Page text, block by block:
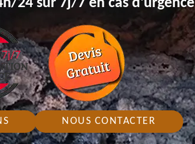
NOUS CONTACTER